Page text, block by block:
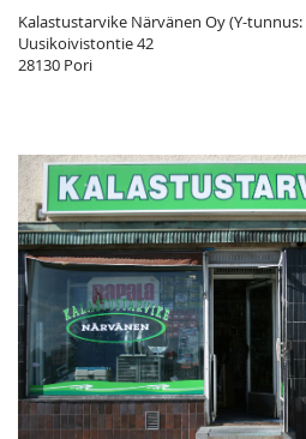
Kalastustarvike Närvänen Oy (Y-tunnus:
Uusikoivistontie 42
28130 Pori